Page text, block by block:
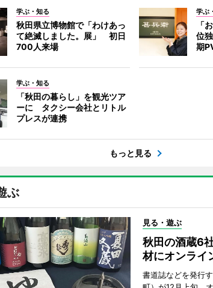
学ぶ・知る
秋田県立博物館で「わけあっ
て絶滅しました。展」 初日
700人来場
学ぶ
「
位
期
学ぶ・知る
「秋田の暮らし」を観光ツア
ーに タクシー会社とリトル
プレスが連携
もっと見る
ぶ
見る・遊ぶ
秋田の酒蔵6
材にオンライ
書道誌などを発行